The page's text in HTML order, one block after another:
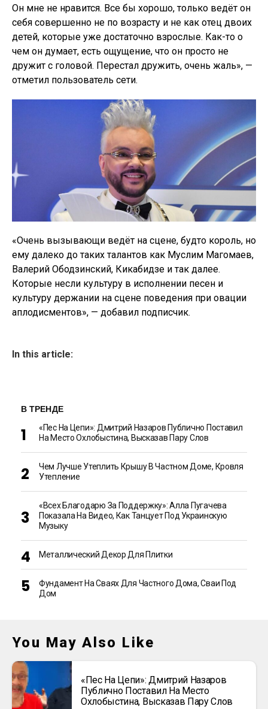
Он мне не нравится. Все бы хорошо, только ведёт он
себя совершенно не по возрасту и не как отец двоих
детей, которые уже достаточно взрослые. Как-то о
чем он думает, есть ощущение, что он просто не
дружит с головой. Перестал дружить, очень жаль», —
отметил пользователь сети.
«Очень вызывающи ведёт на сцене, будто король, но
ему далеко до таких талантов как Муслим Магомаев,
Валерий Ободзинский, Кикабидзе и так далее.
Которые несли культуру в исполнении песен и
культуру держании на сцене поведения при овации
аплодисментов», — добавил подписчик.
In this article:
В ТРЕНДЕ
«Пес На Цепи»: Дмитрий Назаров Публично Поставил
На Место Охлобыстина, Высказав Пару Слов
Чем Лучше Утеплить Крышу В Частном Доме, Кровля
Утепление
«Всех Благодарю За Поддержку»: Алла Пугачева
Показала На Видео, Как Танцует Под Украинскую
Музыку
Металлический Декор Для Плитки
Фундамент На Сваях Для Частного Дома, Сваи Под
Дом
You May Also Like
«Пес На Цепи»: Дмитрий Назаров
Публично Поставил На Место
Охлобыстина, Высказав Пару Слов